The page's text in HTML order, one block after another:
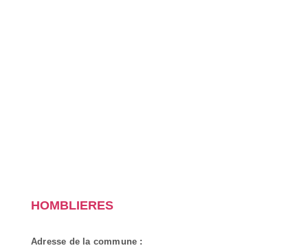
HOMBLIERES
Adresse de la commune :